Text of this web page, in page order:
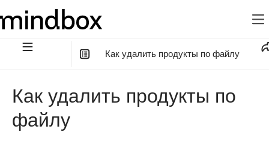
Как удалить продукты по файлу
Шаг 1. Выберите действие с данными
Шаг 2. Подготовьте и загрузите файл
Как удалить продукты по
файлу